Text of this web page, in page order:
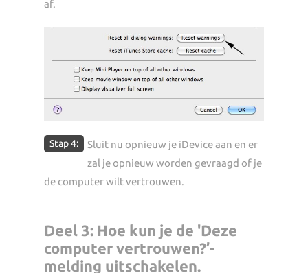
af.
Stap 4:
Sluit nu opnieuw je iDevice aan en er
zal je opnieuw worden gevraagd of je
de computer wilt vertrouwen.
Deel 3: Hoe kun je de 'Deze
computer vertrouwen?’-
melding uitschakelen.